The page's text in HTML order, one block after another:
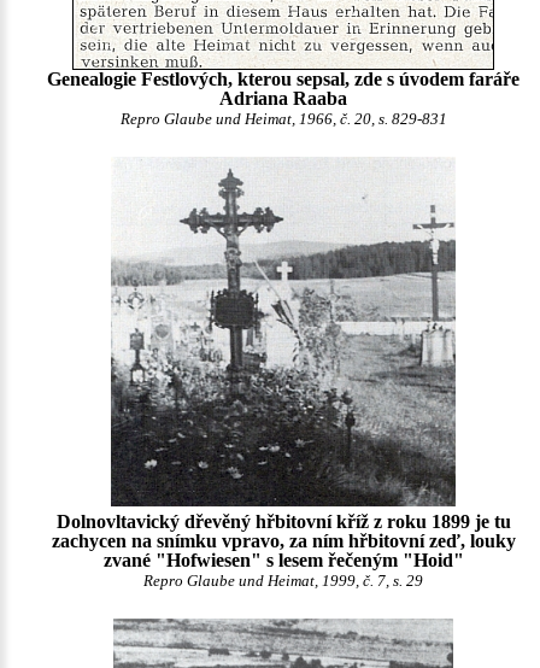
Genealogie Festlových, kterou sepsal, zde s úvodem faráře
Adriana Raaba
Repro Glaube und Heimat, 1966, č. 20, s. 829-831
Dolnovltavický dřevěný hřbitovní kříž z roku 1899 je tu
zachycen na snímku vpravo, za ním hřbitovní zeď, louky
zvané "Hofwiesen" s lesem řečeným "Hoid"
Repro Glaube und Heimat, 1999, č. 7, s. 29